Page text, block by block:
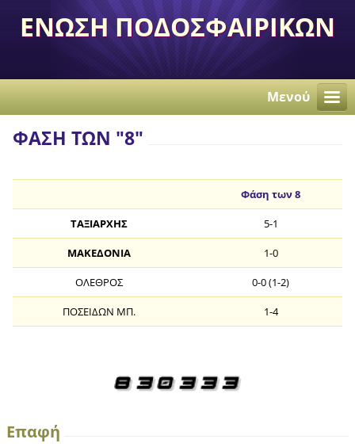
ΕΝΩΣΗ ΠΟΔΟΣΦΑΙΡΙΚΩΝ
ΣΩΜΑΤΕΙΩΝ
ΑΝΕΞΑΡΤΗΤΩΝ
ΠΕΡΙΣΤΕΡΙΟΥ
Μενού
ΦΑΣΗ ΤΩΝ "8"
Φάση των 8
ΤΑΞΙΑΡΧΗΣ 5-1
ΜΑΚΕΔΟΝΙΑ 1-0
ΟΛΕΘΡΟΣ 0-0 (1-2)
ΠΟΣΕΙΔΩΝ ΜΠ. 1-4
Επαφή